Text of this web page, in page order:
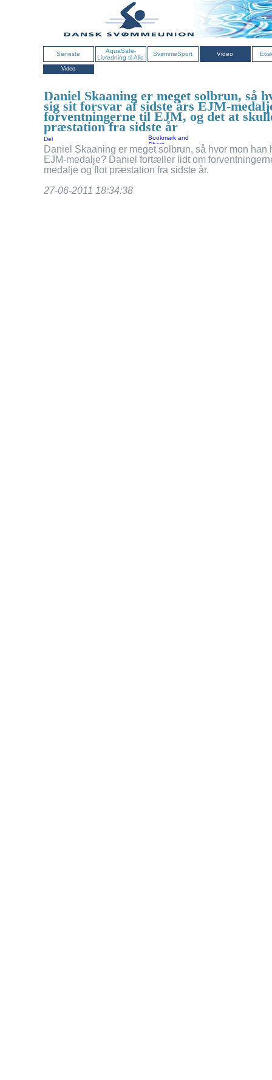
Seneste
AquaSafe-
Livredning til Alle
SvømmeSport Video
Video
Daniel Skaaning er meget solbrun, så
sig sit forsvar af sidste års EJM-
forventningerne til EJM, og det at
præstation fra sidste år
Del
Daniel Skaaning er meget solbrun, så hvor mon han
EJM-medalje? Daniel fortæller lidt om
medalje og flot præstation fra sidste år.
27-06-2011 18:34:38